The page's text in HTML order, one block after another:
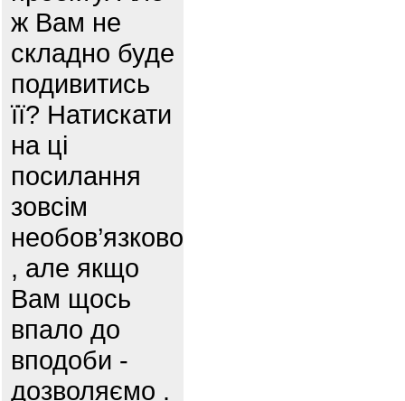
ж Вам не
складно буде
подивитись
її? Натискати
на ці
посилання
зовсім
необов’язково
, але якщо
Вам щось
впало до
вподоби -
дозволяємо .